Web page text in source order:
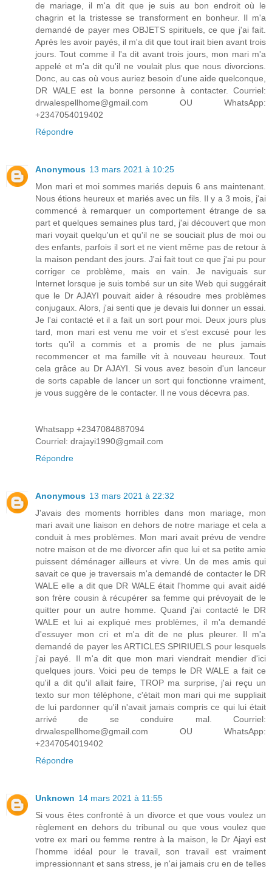
de mariage, il m'a dit que je suis au bon endroit où le
chagrin et la tristesse se transforment en bonheur. Il m'a
demandé de payer mes OBJETS spirituels, ce que j'ai fait.
Après les avoir payés, il m'a dit que tout irait bien avant trois
jours. Tout comme il l'a dit avant trois jours, mon mari m'a
appelé et m'a dit qu'il ne voulait plus que nous divorcions.
Donc, au cas où vous auriez besoin d'une aide quelconque,
DR WALE est la bonne personne à contacter. Courriel:
drwalespellhome@gmail.com OU WhatsApp:
+2347054019402
Répondre
Anonymous 13 mars 2021 à 10:25
Mon mari et moi sommes mariés depuis 6 ans maintenant.
Nous étions heureux et mariés avec un fils. Il y a 3 mois, j'ai
commencé à remarquer un comportement étrange de sa
part et quelques semaines plus tard, j'ai découvert que mon
mari voyait quelqu'un et qu'il ne se souciait plus de moi ou
des enfants, parfois il sort et ne vient même pas de retour à
la maison pendant des jours. J'ai fait tout ce que j'ai pu pour
corriger ce problème, mais en vain. Je naviguais sur
Internet lorsque je suis tombé sur un site Web qui suggérait
que le Dr AJAYI pouvait aider à résoudre mes problèmes
conjugaux. Alors, j'ai senti que je devais lui donner un essai.
Je l'ai contacté et il a fait un sort pour moi. Deux jours plus
tard, mon mari est venu me voir et s'est excusé pour les
torts qu'il a commis et a promis de ne plus jamais
recommencer et ma famille vit à nouveau heureux. Tout
cela grâce au Dr AJAYI. Si vous avez besoin d'un lanceur
de sorts capable de lancer un sort qui fonctionne vraiment,
je vous suggère de le contacter. Il ne vous décevra pas.
Whatsapp +2347084887094
Courriel: drajayi1990@gmail.com
Répondre
Anonymous 13 mars 2021 à 22:32
J'avais des moments horribles dans mon mariage, mon
mari avait une liaison en dehors de notre mariage et cela a
conduit à mes problèmes. Mon mari avait prévu de vendre
notre maison et de me divorcer afin que lui et sa petite amie
puissent déménager ailleurs et vivre. Un de mes amis qui
savait ce que je traversais m'a demandé de contacter le DR
WALE elle a dit que DR WALE était l'homme qui avait aidé
son frère cousin à récupérer sa femme qui prévoyait de le
quitter pour un autre homme. Quand j'ai contacté le DR
WALE et lui ai expliqué mes problèmes, il m'a demandé
d'essuyer mon cri et m'a dit de ne plus pleurer. Il m'a
demandé de payer les ARTICLES SPIRIUELS pour lesquels
j'ai payé. Il m'a dit que mon mari viendrait mendier d'ici
quelques jours. Voici peu de temps le DR WALE a fait ce
qu'il a dit qu'il allait faire, TROP ma surprise, j'ai reçu un
texto sur mon téléphone, c'était mon mari qui me suppliait
de lui pardonner qu'il n'avait jamais compris ce qui lui était
arrivé de se conduire mal. Courriel:
drwalespellhome@gmail.com OU WhatsApp:
+2347054019402
Répondre
Unknown 14 mars 2021 à 11:55
Si vous êtes confronté à un divorce et que vous voulez un
règlement en dehors du tribunal ou que vous voulez que
votre ex mari ou femme rentre à la maison, le Dr Ajayi est
l'homme idéal pour le travail, son travail est vraiment
impressionnant et sans stress, je n'ai jamais cru en de telles